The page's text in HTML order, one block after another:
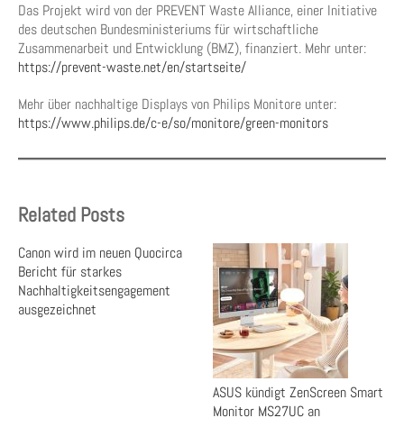
Das Projekt wird von der PREVENT Waste Alliance, einer Initiative
des deutschen Bundesministeriums für wirtschaftliche
Zusammenarbeit und Entwicklung (BMZ), finanziert. Mehr unter:
https://prevent-waste.net/en/startseite/
Mehr über nachhaltige Displays von Philips Monitore unter:
https://www.philips.de/c-e/so/monitore/green-monitors
Related Posts
Canon wird im neuen Quocirca
Bericht für starkes
Nachhaltigkeitsengagement
ausgezeichnet
ASUS kündigt ZenScreen Smart
Monitor MS27UC an